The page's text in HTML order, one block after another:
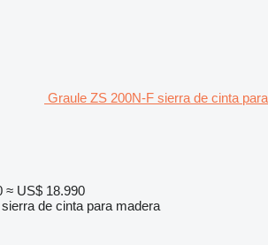
Graule ZS 200N-F sierra de cinta para
≈ US$ 18.990
de cinta para madera